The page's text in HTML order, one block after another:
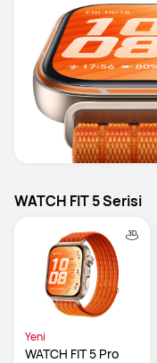
WATCH FIT 5 Serisi
Yeni
WATCH FIT 5 Pro